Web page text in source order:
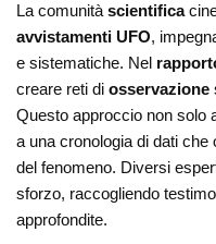
La comunitàscientifica
avvistamenti UFO,
e sistematiche. Nel
creare reti diosservazione
Questo approccio non solo
a una cronologia di dati
del fenomeno. Diversi
sforzo, raccogliendo
approfondite.